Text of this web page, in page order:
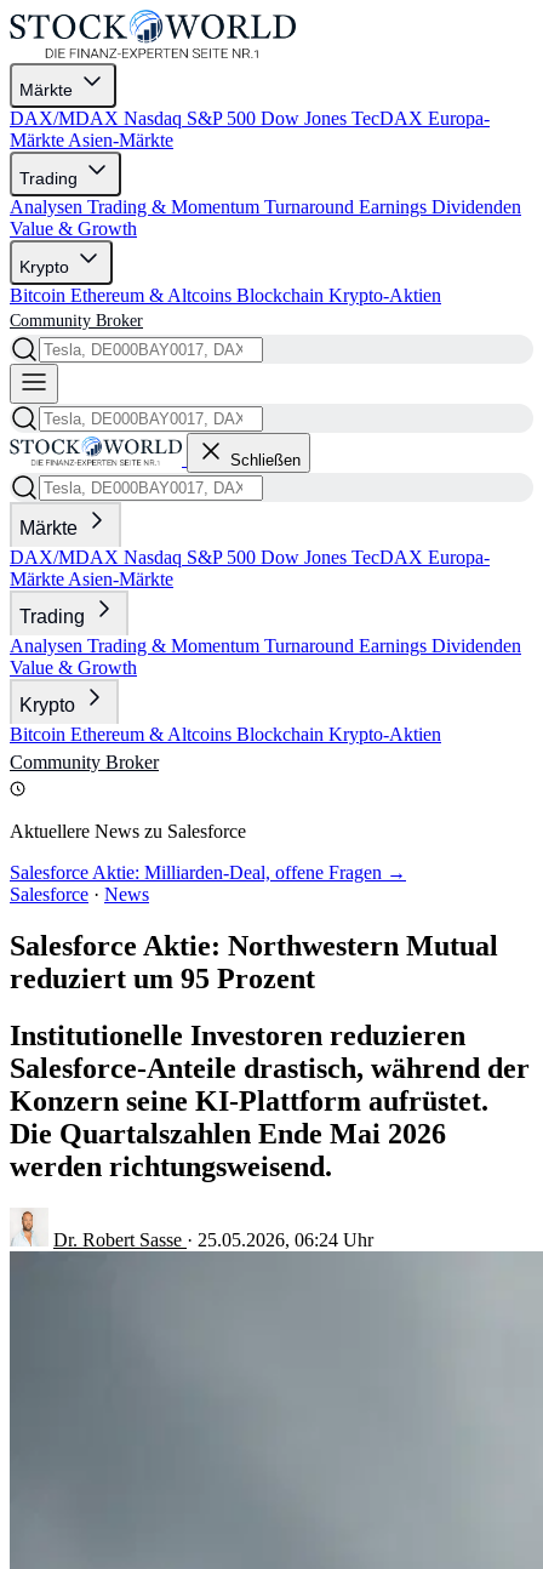
Märkte
DAX/MDAX Nasdaq S&P 500 Dow Jones TecDAX Europa-
Märkte Asien-Märkte
Trading
Analysen Trading & Momentum Turnaround Earnings Dividenden
Value & Growth
Krypto
Bitcoin Ethereum & Altcoins Blockchain Krypto-Aktien
Community Broker
Schließen
Märkte
DAX/MDAX Nasdaq S&P 500 Dow Jones TecDAX Europa-
Märkte Asien-Märkte
Trading
Analysen Trading & Momentum Turnaround Earnings Dividenden
Value & Growth
Krypto
Bitcoin Ethereum & Altcoins Blockchain Krypto-Aktien
Community Broker
Aktuellere News zu Salesforce
Salesforce Aktie: Milliarden-Deal, offene Fragen →
Salesforce · News
Salesforce Aktie: Northwestern Mutual
reduziert um 95 Prozent
Institutionelle Investoren reduzieren
Salesforce-Anteile drastisch, während der
Konzern seine KI-Plattform aufrüstet.
Die Quartalszahlen Ende Mai 2026
werden richtungsweisend.
Dr. Robert Sasse · 25.05.2026, 06:24 Uhr